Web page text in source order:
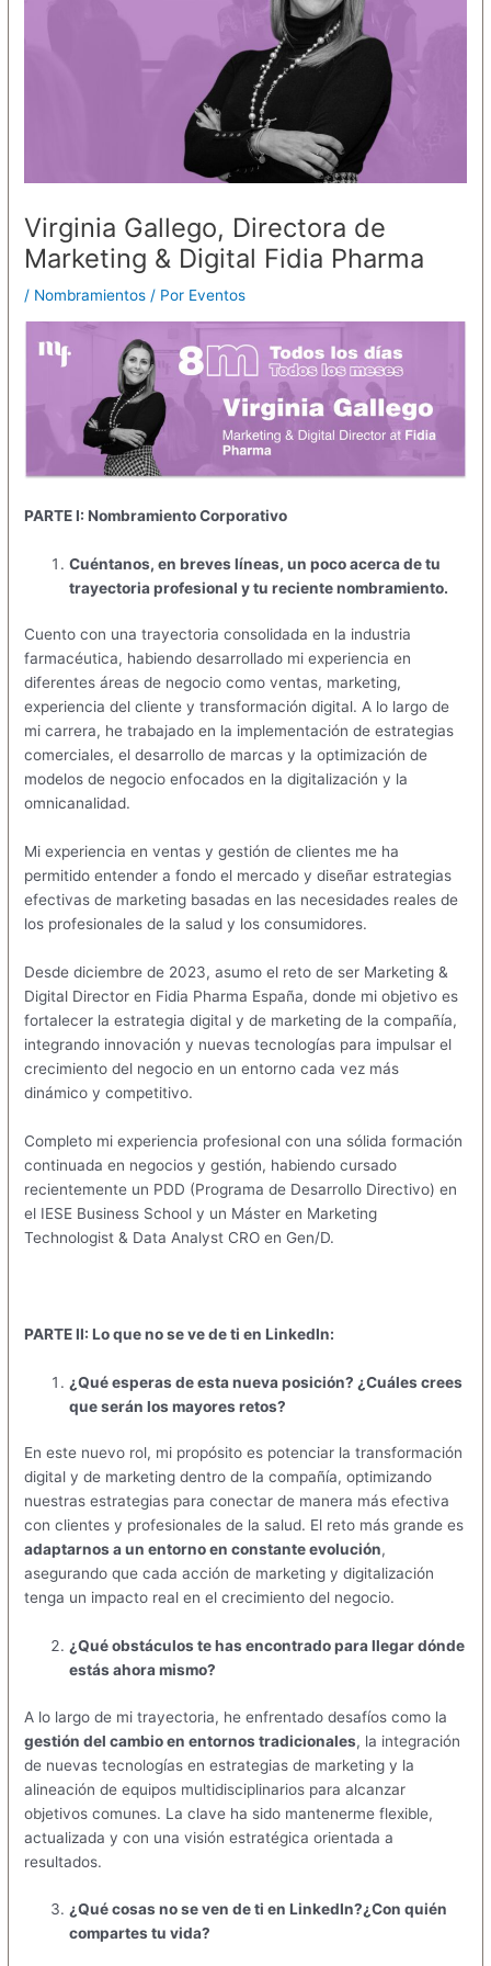
Virginia Gallego, Directora de
Marketing & Digital Fidia Pharma
/ Nombramientos / Por Eventos
PARTE I: Nombramiento Corporativo
Cuéntanos, en breves líneas, un poco acerca de tu
trayectoria profesional y tu reciente nombramiento.
Cuento con una trayectoria consolidada en la industria
farmacéutica, habiendo desarrollado mi experiencia en
diferentes áreas de negocio como ventas, marketing,
experiencia del cliente y transformación digital. A lo largo de
mi carrera, he trabajado en la implementación de estrategias
comerciales, el desarrollo de marcas y la optimización de
modelos de negocio enfocados en la digitalización y la
omnicanalidad.
Mi experiencia en ventas y gestión de clientes me ha
permitido entender a fondo el mercado y diseñar estrategias
efectivas de marketing basadas en las necesidades reales de
los profesionales de la salud y los consumidores.
Desde diciembre de 2023, asumo el reto de ser Marketing &
Digital Director en Fidia Pharma España, donde mi objetivo es
fortalecer la estrategia digital y de marketing de la compañía,
integrando innovación y nuevas tecnologías para impulsar el
crecimiento del negocio en un entorno cada vez más
dinámico y competitivo.
Completo mi experiencia profesional con una sólida formación
continuada en negocios y gestión, habiendo cursado
recientemente un PDD (Programa de Desarrollo Directivo) en
el IESE Business School y un Máster en Marketing
Technologist & Data Analyst CRO en Gen/D.
PARTE II: Lo que no se ve de ti en LinkedIn:
¿Qué esperas de esta nueva posición? ¿Cuáles crees
que serán los mayores retos?
En este nuevo rol, mi propósito es potenciar la transformación
digital y de marketing dentro de la compañía, optimizando
nuestras estrategias para conectar de manera más efectiva
con clientes y profesionales de la salud. El reto más grande es
adaptarnos a un entorno en constante evolución,
asegurando que cada acción de marketing y digitalización
tenga un impacto real en el crecimiento del negocio.
¿Qué obstáculos te has encontrado para llegar dónde
estás ahora mismo?
A lo largo de mi trayectoria, he enfrentado desafíos como la
gestión del cambio en entornos tradicionales, la integración
de nuevas tecnologías en estrategias de marketing y la
alineación de equipos multidisciplinarios para alcanzar
objetivos comunes. La clave ha sido mantenerme flexible,
actualizada y con una visión estratégica orientada a
resultados.
¿Qué cosas no se ven de ti en LinkedIn?¿Con quién
compartes tu vida?